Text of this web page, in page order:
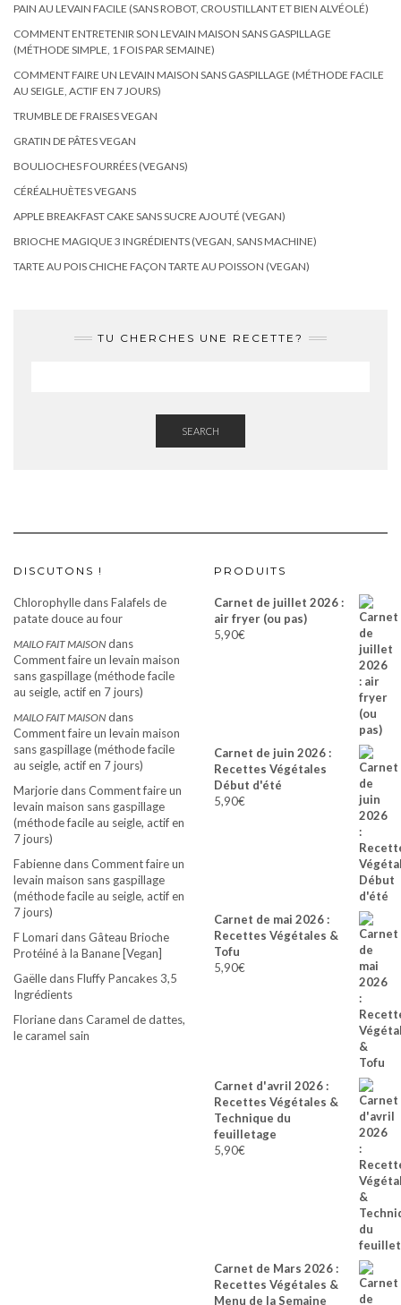
PAIN AU LEVAIN FACILE (SANS ROBOT, CROUSTILLANT ET BIEN ALVÉOLÉ)
COMMENT ENTRETENIR SON LEVAIN MAISON SANS GASPILLAGE
(MÉTHODE SIMPLE, 1 FOIS PAR SEMAINE)
COMMENT FAIRE UN LEVAIN MAISON SANS GASPILLAGE (MÉTHODE FACILE
AU SEIGLE, ACTIF EN 7 JOURS)
TRUMBLE DE FRAISES VEGAN
GRATIN DE PÂTES VEGAN
BOULIOCHES FOURRÉES (VEGANS)
CÉRÉALHUÈTES VEGANS
APPLE BREAKFAST CAKE SANS SUCRE AJOUTÉ (VEGAN)
BRIOCHE MAGIQUE 3 INGRÉDIENTS (VEGAN, SANS MACHINE)
TARTE AU POIS CHICHE FAÇON TARTE AU POISSON (VEGAN)
TU CHERCHES UNE RECETTE?
SEARCH
DISCUTONS !
ChlorophylledansFalafels de
patate douce au four
MAILO FAIT MAISON dans
Comment faire un levain maison
sans gaspillage (méthode facile
au seigle, actif en 7 jours)
MAILO FAIT MAISON dans
Comment faire un levain maison
sans gaspillage (méthode facile
au seigle, actif en 7 jours)
MarjoriedansComment faire un
levain maison sans gaspillage
(méthode facile au seigle, actif en
7 jours)
FabiennedansComment faire un
levain maison sans gaspillage
(méthode facile au seigle, actif en
7 jours)
F LomaridansGâteau Brioche
Protéiné à la Banane [Vegan]
GaëlledansFluffy Pancakes 3,5
Ingrédients
FlorianedansCaramel de dattes,
le caramel sain
PRODUITS
Carnet de juillet 2026 :
air fryer (ou pas)
5,90€
Carnet de juin 2026 :
Recettes Végétales
Début d'été
5,90€
Carnet de mai 2026 :
Recettes Végétales &
Tofu
5,90€
Carnet d'avril 2026 :
Recettes Végétales &
Technique du
feuilletage
5,90€
Carnet de Mars 2026 :
Recettes Végétales &
Menu de la Semaine